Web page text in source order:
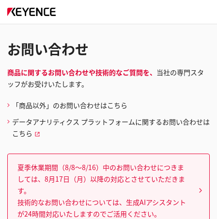
お問い合わせ
商品に関するお問い合わせや技術的なご質問を、 当社の専門スタ
ッフがお受けいたします。
「商品以外」のお問い合わせはこちら
データアナリティクス プラットフォームに関するお問い合わせは
こちら
夏季休業期間（8/8～8/16）中のお問い合わせにつきま
しては、8月17日（月）以降の対応とさせていただきま
す。
技術的なお問い合わせについては、生成AIアシスタント
が24時間対応いたしますのでご活用ください。